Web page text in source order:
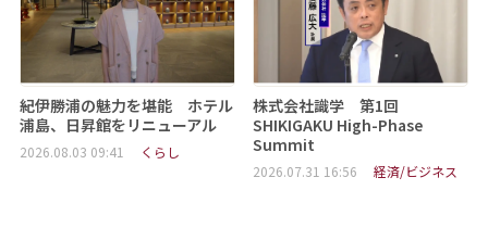
紀伊勝浦の魅力を堪能 ホテル
浦島、日昇館をリニューアル
2026.08.03 09:41 くらし
株式会社識学 第1回
SHIKIGAKU High-Phase
Summit
2026.07.31 16:56 経済/ビジネス